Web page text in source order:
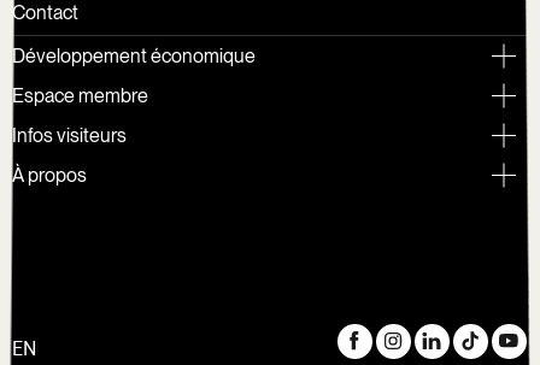
Contact
Développement économique
Espace membre
Infos visiteurs
À propos
EN